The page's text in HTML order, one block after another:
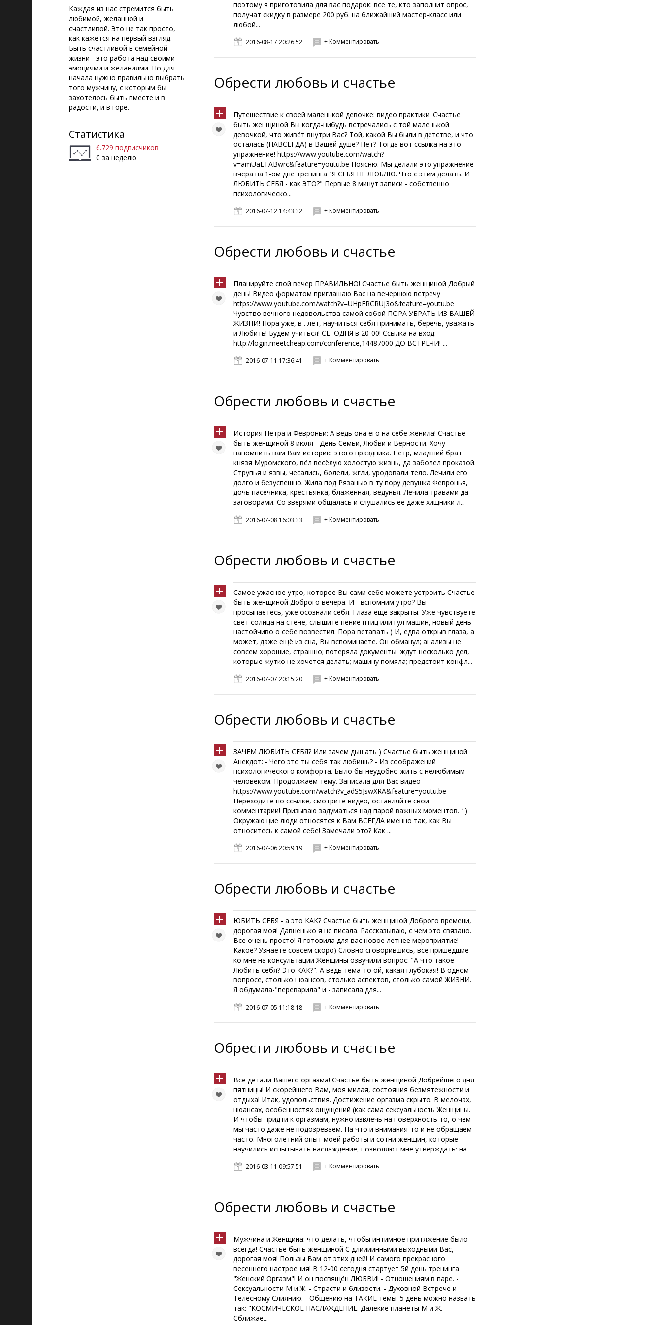
Каждая из нас стремится быть
любимой, желанной и
счастливой. Это не так просто,
как кажется на первый взгляд.
Быть счастливой в семейной
жизни - это работа над своими
эмоциями и желаниями. Но для
начала нужно правильно выбрать
того мужчину, с которым бы
захотелось быть вместе и в
радости, и в горе.
Статистика
6.729 подписчиков
0 за неделю
поэтому я приготовила для вас подарок: все те, кто заполнит опрос,
получат скидку в размере 200 руб. на ближайший мастер-класс или
любой...
2016-08-17 20:26:52 + Комментировать
Обрести любовь и счастье
Путешествие к своей маленькой девочке: видео практики! Счастье
быть женщиной Вы когда-нибудь встречались с той маленькой
девочкой, что живёт внутри Вас? Той, какой Вы были в детстве, и что
осталась (НАВСЕГДА) в Вашей душе? Нет? Тогда вот ссылка на это
упражнение! https://www.youtube.com/watch?
v=amUaLTABwrc&feature=youtu.be Поясню. Мы делали это упражнение
вчера на 1-ом дне тренинга "Я СЕБЯ НЕ ЛЮБЛЮ. Что с этим делать. И
ЛЮБИТЬ СЕБЯ - как ЭТО?" Первые 8 минут записи - собственно
психологическо...
2016-07-12 14:43:32 + Комментировать
Обрести любовь и счастье
Планируйте свой вечер ПРАВИЛЬНО! Счастье быть женщиной Добрый
день! Видео форматом приглашаю Вас на вечернюю встречу
https://www.youtube.com/watch?v=UHpERCRUj3o&feature=youtu.be
Чувство вечного недовольства самой собой ПОРА УБРАТЬ ИЗ ВАШЕЙ
ЖИЗНИ! Пора уже, в . лет, научиться себя принимать, беречь, уважать
и Любить! Будем учиться! СЕГОДНЯ в 20-00! Ссылка на вход:
http://login.meetcheap.com/conference,14487000 ДО ВСТРЕЧИ! ...
2016-07-11 17:36:41 + Комментировать
Обрести любовь и счастье
История Петра и Февроньи: А ведь она его на себе женила! Счастье
быть женщиной 8 июля - День Семьи, Любви и Верности. Хочу
напомнить вам Вам историю этого праздника. Пётр, младший брат
князя Муромского, вёл весёлую холостую жизнь, да заболел проказой.
Струпья и язвы, чесались, болели, жгли, уродовали тело. Лечили его
долго и безуспешно. Жила под Рязанью в ту пору девушка Февронья,
дочь пасечника, крестьянка, блаженная, ведунья. Лечила травами да
заговорами. Со зверями общалась и слушались её даже хищники л...
2016-07-08 16:03:33 + Комментировать
Обрести любовь и счастье
Самое ужасное утро, которое Вы сами себе можете устроить Счастье
быть женщиной Доброго вечера. И - вспомним утро? Вы
просыпаетесь, уже осознали себя. Глаза ещё закрыты. Уже чувствуете
свет солнца на стене, слышите пение птиц или гул машин, новый день
настойчиво о себе возвестил. Пора вставать ) И, едва открыв глаза, а
может, даже ещё из сна, Вы вспоминаете. Он обманул; анализы не
совсем хорошие, страшно; потеряла документы; ждут несколько дел,
которые жутко не хочется делать; машину помяла; предстоит конфл...
2016-07-07 20:15:20 + Комментировать
Обрести любовь и счастье
ЗАЧЕМ ЛЮБИТЬ СЕБЯ? Или зачем дышать ) Счастье быть женщиной
Анекдот: - Чего это ты себя так любишь? - Из соображений
психологического комфорта. Было бы неудобно жить с нелюбимым
человеком. Продолжаем тему. Записала для Вас видео
https://www.youtube.com/watch?v_adS5JswXRA&feature=youtu.be
Переходите по ссылке, смотрите видео, оставляйте свои
комментарии! Призываю задуматься над парой важных моментов. 1)
Окружающие люди относятся к Вам ВСЕГДА именно так, как Вы
относитесь к самой себе! Замечали это? Как ...
2016-07-06 20:59:19 + Комментировать
Обрести любовь и счастье
ЮБИТЬ СЕБЯ - а это КАК? Счастье быть женщиной Доброго времени,
дорогая моя! Давненько я не писала. Рассказываю, с чем это связано.
Все очень просто! Я готовила для вас новое летнее мероприятие!
Какое? Узнаете совсем скоро) Словно сговорившись, все пришедшие
ко мне на консультации Женщины озвучили вопрос: "А что такое
Любить себя? Это КАК?". А ведь тема-то ой, какая глубокая! В одном
вопросе, столько нюансов, столько аспектов, столько самой ЖИЗНИ.
Я обдумала-"переварила" и - записала для...
2016-07-05 11:18:18 + Комментировать
Обрести любовь и счастье
Все детали Вашего оргазма! Счастье быть женщиной Добрейшего дня
пятницы! И скорейшего Вам, моя милая, состояния безмятежности и
отдыха! Итак, удовольствия. Достижение оргазма скрыто. В мелочах,
нюансах, особенностях ощущений (как сама сексуальность Женщины.
И чтобы придти к оргазмам, нужно извлечь на поверхность то, о чём
мы часто даже не подозреваем. На что и внимания-то и не обращаем
часто. Многолетний опыт моей работы и сотни женщин, которые
научились испытывать наслаждение, позволяют мне утверждать: на...
2016-03-11 09:57:51 + Комментировать
Обрести любовь и счастье
Мужчина и Женщина: что делать, чтобы интимное притяжение было
всегда! Счастье быть женщиной С длиииинными выходными Вас,
дорогая моя! Пользы Вам от этих дней! И самого прекрасного
весеннего настроения! В 12-00 сегодня стартует 5й день тренинга
"Женский Оргазм"! И он посвящён ЛЮБВИ! - Отношениям в паре. -
Сексуальности М и Ж. - Страсти и близости. - Духовной Встрече и
Телесному Слиянию. - Общению на ТАКИЕ темы. 5 день можно назвать
так: "КОСМИЧЕСКОЕ НАСЛАЖДЕНИЕ. Далёкие планеты М и Ж.
Сближае...